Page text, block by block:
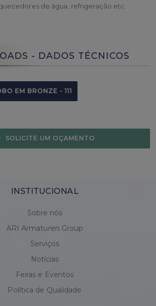
de água, refrigeração etc.
- DADOS TÉCNICOS
EM BRONZE - 111
SOLICITE UM OÇAMENTO
INSTITUCIONAL
Sobre nós
ARI Armaturen Group
Serviços
Notícias
Feiras e Eventos
Política de Qualidade